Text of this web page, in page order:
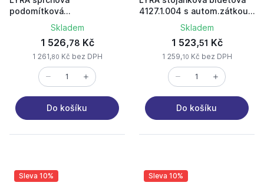
podomítková
3127.6.004.000 chrom
Skladem
1 526,78 Kč
1 261,80 Kč bez DPH
Do košíku
4127.1.004 s autom.zátkou
5/4" chrom
Skladem
1 523,51 Kč
1 259,10 Kč bez DPH
Do košíku
Sleva 10% Sleva 10%